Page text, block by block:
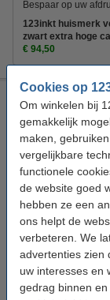
Cookies op
Om winkelen bij
gemakkelijk
maken,
vergelijkbare
functionele
de website goed
hebben ze een
ons helpt de
verbeteren. We
advertenties zien
uw interesses en
gedrag binnen
Bespaar op uw
123inkt huismerk
zwart extra hoge
€ 94,50
123inkt huismerk
zwart extra hoge